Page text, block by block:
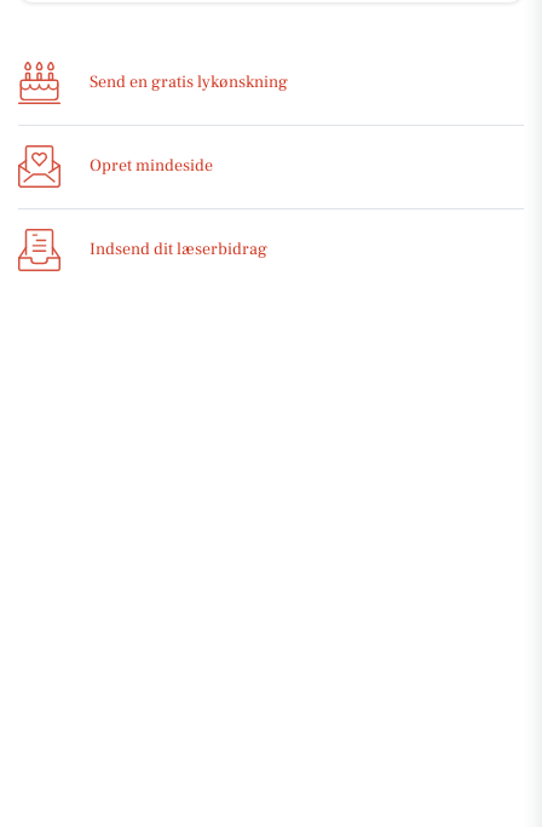
Send en gratis lykønskning
Opret mindeside
Indsend dit læserbidrag